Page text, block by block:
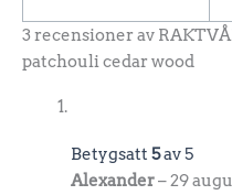
3 recensioner av
patchouli cedar wood
Betygsatt 5av 5
Alexander–29